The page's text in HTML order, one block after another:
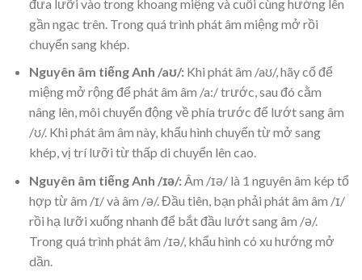
đưa lưỡi vào trong khoang miệng và cuối cùng hướng lên
gần ngạc trên. Trong quá trình phát âm miệng mở rồi
chuyển sang khép.
Nguyên âm tiếng Anh /aʊ/: Khi phát âm /aʊ/, hãy cố để
miệng mở rộng để phát âm âm /a:/ trước, sau đó cằm
nâng lên, môi chuyển động về phía trước để lướt sang âm
/ʊ/. Khi phát âm âm này, khẩu hình chuyển từ mở sang
khép, vị trí lưỡi từ thấp di chuyển lên cao.
Nguyên âm tiếng Anh /ɪə/:Âm /ɪə/ là 1 nguyên âm kép tổ
hợp từ âm /ɪ/ và âm /ə/. Đầu tiên, bạn phải phát âm âm /ɪ/
rồi hạ lưỡi xuống nhanh để bắt đầu lướt sang âm /ə/.
Trong quá trình phát âm /ɪə/, khẩu hình có xu hướng mở
dần.